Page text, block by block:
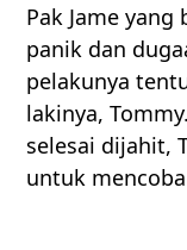
Pak Jame
panik dan
pelakunya
lakinya,
selesai dijahit,
untuk